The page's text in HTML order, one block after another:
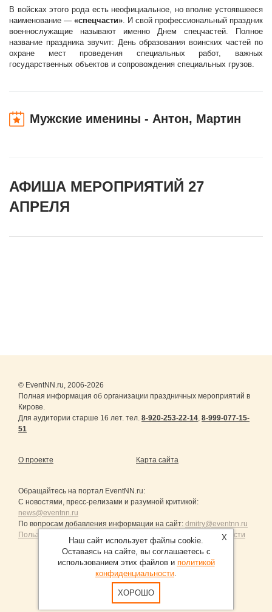
В войсках этого рода есть неофициальное, но вполне устоявшееся
наименование — «спецчасти». И свой профессиональный праздник
военнослужащие называют именно Днем спецчастей. Полное
название праздника звучит: День образования воинских частей по
охране мест проведения специальных работ, важных
государственных объектов и сопровождения специальных грузов.
Мужские именины - Антон, Мартин
АФИША МЕРОПРИЯТИЙ 27
АПРЕЛЯ
© EventNN.ru, 2006-2026
Полная информация об организации праздничных мероприятий в
Кирове.
Для аудитории старше 16 лет. тел. 8-920-253-22-14, 8-999-077-15-
51
О проекте Карта сайта
Обращайтесь на портал EventNN.ru:
С новостями, пресс-релизами и разумной критикой:
news@eventnn.ru
По вопросам добавления информации на сайт: dmitry@eventnn.ru
Пользовательское Соглашение и политика конфиденциальности
Продвижение сайтов Санкт-Петербург
X
Наш сайт использует файлы cookie.
Оставаясь на сайте, вы соглашаетесь с
использованием этих файлов и политикой
конфиденциальности.
ХОРОШО